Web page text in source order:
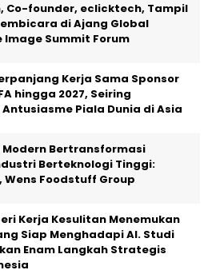
Co-founder, eclicktech, Tampil
di Ajang Global
Image Summit Forum
Kerja Sama Sponsor
hingga 2027, Seiring
Piala Dunia di Asia
Bertransformasi
Berteknologi Tinggi:
Wens Foodstuff Group
Kerja Kesulitan Menemukan
Siap Menghadapi AI. Studi
Enam Langkah Strategis